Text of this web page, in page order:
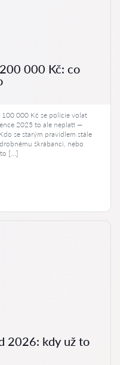
000 Kč: co
100 000 Kč se policie volat
2025 to ale neplatí —
se starým pravidlem stále
škrábanci, nebo
to […]
2026: kdy už to